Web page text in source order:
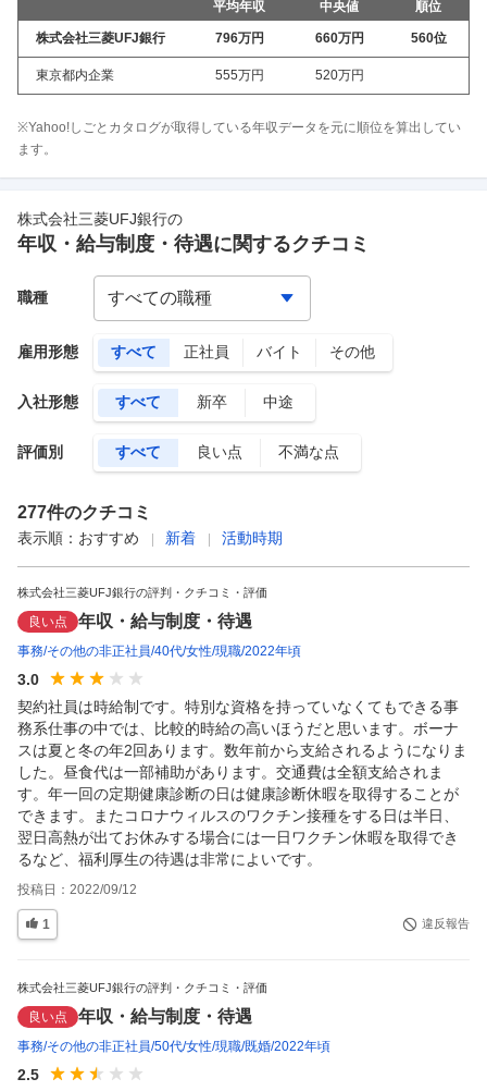
平均年収 中央値 順位
株式会社三菱UFJ銀行 796万円 660万円 560位
東京都内企業 555万円 520万円
※Yahoo!しごとカタログが取得している年収データを元に順位を算出してい
ます。
株式会社三菱UFJ銀行の
年収・給与制度・待遇に関するクチコミ
雇用形態 すべて 正社員 バイト その他
入社形態 すべて 新卒 中途
評価別 すべて 良い点 不満な点
職種
277件のクチコミ
表示順： おすすめ 新着 活動時期
株式会社三菱UFJ銀行の評判・クチコミ・評価
良い点 年収・給与制度・待遇
事務 その他の非正社員 40代 女性 現職 2022年頃
3.0
契約社員は時給制です。特別な資格を持っていなくてもできる事
務系仕事の中では、比較的時給の高いほうだと思います。ボーナ
スは夏と冬の年2回あります。数年前から支給されるようになりま
した。昼食代は一部補助があります。交通費は全額支給されま
す。年一回の定期健康診断の日は健康診断休暇を取得することが
できます。またコロナウィルスのワクチン接種をする日は半日、
翌日高熱が出てお休みする場合には一日ワクチン休暇を取得でき
るなど、福利厚生の待遇は非常によいです。
投稿日： 2022/09/12
1 違反報告
株式会社三菱UFJ銀行の評判・クチコミ・評価
良い点 年収・給与制度・待遇
事務 その他の非正社員 50代 女性 現職 既婚 2022年頃
2.5